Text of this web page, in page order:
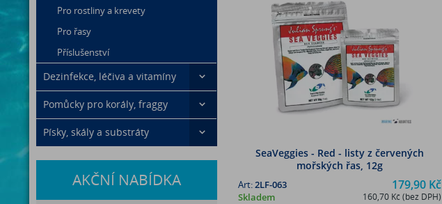
Pro rostliny a krevety
Pro řasy
Příslušenství
Dezinfekce, léčiva a vitamíny
Pomůcky pro korály, fraggy
Písky, skály a substráty
AKČNÍ NABÍDKA
SeaVeggies - Red - listy z červených
mořských řas, 12g
179,90 Kč
160,70 Kč (bez DPH)
Art:2LF-063
Skladem